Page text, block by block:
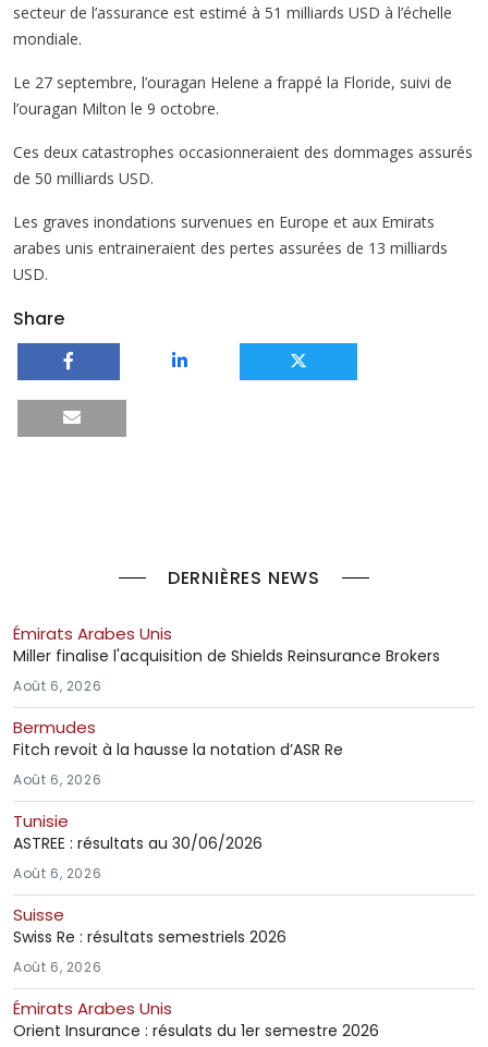
secteur de l’assurance est estimé à 51 milliards USD à l’échelle
mondiale.
Le 27 septembre, l’ouragan Helene a frappé la Floride, suivi de
l’ouragan Milton le 9 octobre.
Ces deux catastrophes occasionneraient des dommages assurés
de 50 milliards USD.
Les graves inondations survenues en Europe et aux Emirats
arabes unis entraineraient des pertes assurées de 13 milliards
USD.
Share
DERNIÈRES NEWS
Émirats Arabes Unis
Miller finalise l'acquisition de Shields Reinsurance Brokers
Août 6, 2026
Bermudes
Fitch revoit à la hausse la notation d’ASR Re
Août 6, 2026
Tunisie
ASTREE : résultats au 30/06/2026
Août 6, 2026
Suisse
Swiss Re : résultats semestriels 2026
Août 6, 2026
Émirats Arabes Unis
Orient Insurance : résulats du 1er semestre 2026